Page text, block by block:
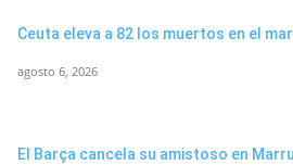
Ceuta eleva a 82 los muertos en el
agosto 6, 2026
El Barça cancela su amistoso en